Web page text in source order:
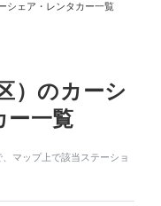
シェア・レンタカー一覧
）のカーシ
ー一覧
マップ上で該当ステーショ